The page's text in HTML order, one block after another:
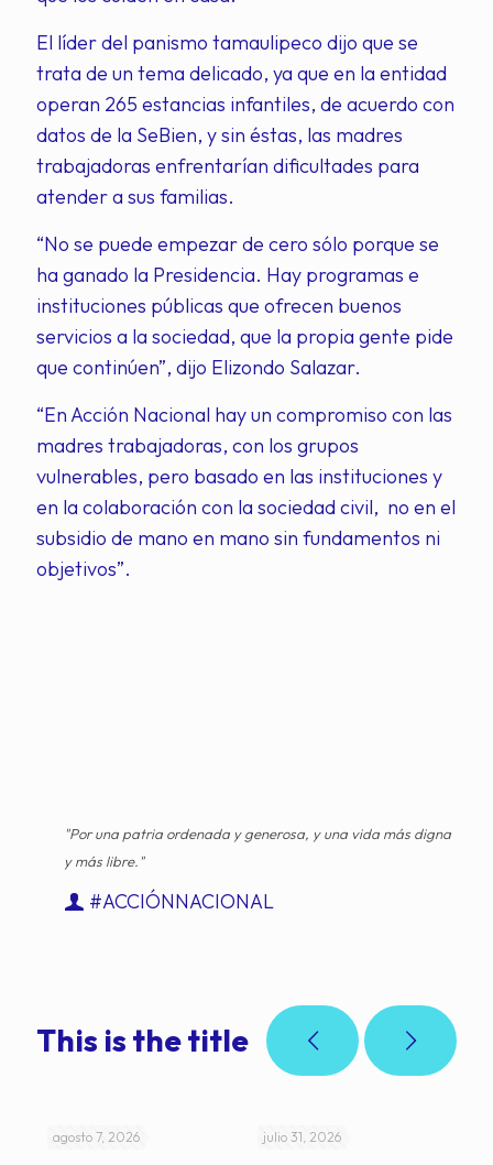
El líder del panismo tamaulipeco dijo que se
trata de un tema delicado, ya que en la entidad
operan 265 estancias infantiles, de acuerdo con
datos de la SeBien, y sin éstas, las madres
trabajadoras enfrentarían dificultades para
atender a sus familias.
“No se puede empezar de cero sólo porque se
ha ganado la Presidencia. Hay programas e
instituciones públicas que ofrecen buenos
servicios a la sociedad, que la propia gente pide
que continúen”, dijo Elizondo Salazar.
“En Acción Nacional hay un compromiso con las
madres trabajadoras, con los grupos
vulnerables, pero basado en las instituciones y
en la colaboración con la sociedad civil, no en el
subsidio de mano en mano sin fundamentos ni
objetivos”.
"Por una patria ordenada y generosa, y una vida más digna
y más libre."
#ACCIÓNNACIONAL
This is the title
agosto 7, 2026 julio 31, 2026